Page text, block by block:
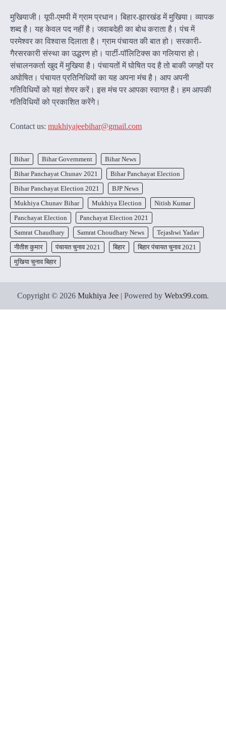
मुखियाजी। यूपी-एमपी में ग्राम प्रधान। बिहार-झारखंड में मुखिया। व्यापक
शब्द है। यह केवल पद नहीं है। जवाबदेही का बोध कराता है। पंच में
परमेश्वर का विश्वास दिलाता है। ग्राम पंचायत की बात हो। सरकारी-
गैरसरकारी संस्था का उद्धरण हो। पार्टी-पॉलिटिक्स का गलियारा हो।
संचालनकर्ता खुद में मुखिया है। पंचायतों में घोषित पद है तो बाकी जगहों पर
अघोषित। पंचायत प्रतिनिधियों का यह अपना मंच है। आप अपनी
गतिविधियों को यहां शेयर करें। इस मंच पर आपका स्वागत है। हम आपकी
गतिविधियों को प्रकाशित करेंगेे।
Contact us: mukhiyajeebihar@gmail.com
Bihar Bihar Government
Bihar News
Bihar Panchayat Chunav 2021
Bihar Panchayat Election
Bihar Panchayat Election 2021
BJP News
Mukhiya Chunav Bihar
Mukhiya Election
Nitish Kumar
Panchayat Election
Panchayat Election 2021
Samrat Chaudhary
Samrat Choudhary News
Tejashwi Yadav
नीतीश कुमार
पंचायत चुनाव 2021 बिहार
बिहार पंचायत चुनाव 2021
मुखिया चुनाव बिहार
Copyright © 2026 Mukhiya Jee | Powered by Webx99.com.